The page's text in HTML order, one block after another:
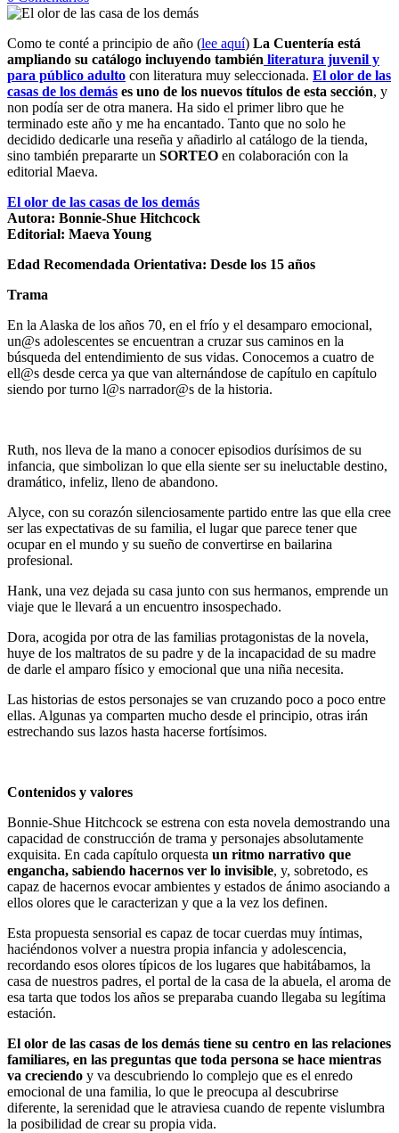
Como te conté a principio de año (lee aquí) La Cuentería está
ampliando su catálogo incluyendo también literatura juvenil y
para público adulto con literatura muy seleccionada. El olor de las
casas de los demás es uno de los nuevos títulos de esta sección, y
non podía ser de otra manera. Ha sido el primer libro que he
terminado este año y me ha encantado. Tanto que no solo he
decidido dedicarle una reseña y añadirlo al catálogo de la tienda,
sino también prepararte un SORTEO en colaboración con la
editorial Maeva.
El olor de las casas de los demás
Autora: Bonnie-Shue Hitchcock
Editorial: Maeva Young
Edad Recomendada Orientativa: Desde los 15 años
Trama
En la Alaska de los años 70, en el frío y el desamparo emocional,
un@s adolescentes se encuentran a cruzar sus caminos en la
búsqueda del entendimiento de sus vidas. Conocemos a cuatro de
ell@s desde cerca ya que van alternándose de capítulo en capítulo
siendo por turno l@s narrador@s de la historia.
Ruth, nos lleva de la mano a conocer episodios durísimos de su
infancia, que simbolizan lo que ella siente ser su ineluctable destino,
dramático, infeliz, lleno de abandono.
Alyce, con su corazón silenciosamente partido entre las que ella cree
ser las expectativas de su familia, el lugar que parece tener que
ocupar en el mundo y su sueño de convertirse en bailarina
profesional.
Hank, una vez dejada su casa junto con sus hermanos, emprende un
viaje que le llevará a un encuentro insospechado.
Dora, acogida por otra de las familias protagonistas de la novela,
huye de los maltratos de su padre y de la incapacidad de su madre
de darle el amparo físico y emocional que una niña necesita.
Las historias de estos personajes se van cruzando poco a poco entre
ellas. Algunas ya comparten mucho desde el principio, otras irán
estrechando sus lazos hasta hacerse fortísimos.
Contenidos y valores
Bonnie-Shue Hitchcock se estrena con esta novela demostrando una
capacidad de construcción de trama y personajes absolutamente
exquisita. En cada capítulo orquesta un ritmo narrativo que
engancha, sabiendo hacernos ver lo invisible, y, sobretodo, es
capaz de hacernos evocar ambientes y estados de ánimo asociando a
ellos olores que le caracterizan y que a la vez los definen.
Esta propuesta sensorial es capaz de tocar cuerdas muy íntimas,
haciéndonos volver a nuestra propia infancia y adolescencia,
recordando esos olores típicos de los lugares que habitábamos, la
casa de nuestros padres, el portal de la casa de la abuela, el aroma de
esa tarta que todos los años se preparaba cuando llegaba su legítima
estación.
El olor de las casas de los demás tiene su centro en las relaciones
familiares, en las preguntas que toda persona se hace mientras
va creciendo y va descubriendo lo complejo que es el enredo
emocional de una familia, lo que le preocupa al descubrirse
diferente, la serenidad que le atraviesa cuando de repente vislumbra
la posibilidad de crear su propia vida.